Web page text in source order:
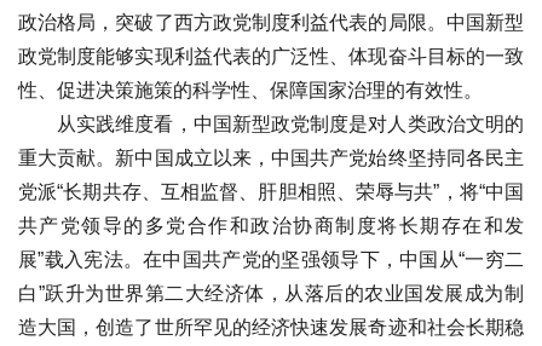
政治格局，突破了西方政党制度利益代表的局限。中国新型
政党制度能够实现利益代表的广泛性、体现奋斗目标的一致
性、促进决策施策的科学性、保障国家治理的有效性。
从实践维度看，中国新型政党制度是对人类政治文明的
重大贡献。新中国成立以来，中国共产党始终坚持同各民主
党派“长期共存、互相监督、肝胆相照、荣辱与共”，将“中国
共产党领导的多党合作和政治协商制度将长期存在和发
展”载入宪法。在中国共产党的坚强领导下，中国从“一穷二
白”跃升为世界第二大经济体，从落后的农业国发展成为制
造大国，创造了世所罕见的经济快速发展奇迹和社会长期稳